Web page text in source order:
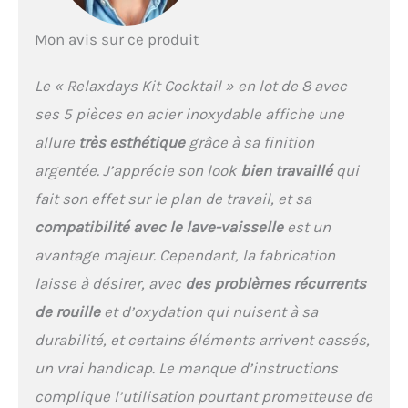
Mon avis sur ce produit
Le « Relaxdays Kit Cocktail » en lot de 8 avec
ses 5 pièces en acier inoxydable affiche une
allure très esthétiquegrâce à sa finition
argentée. J’apprécie son look bien travailléqui
fait son effet sur le plan de travail, et sa
compatibilité avec le lave-vaisselleest un
avantage majeur. Cependant, la fabrication
laisse à désirer, avec des problèmes récurrents
de rouilleet d’oxydation qui nuisent à sa
durabilité, et certains éléments arrivent cassés,
un vrai handicap. Le manque d’instructions
complique l’utilisation pourtant prometteuse de